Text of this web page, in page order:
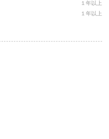
１年以上
１年以上